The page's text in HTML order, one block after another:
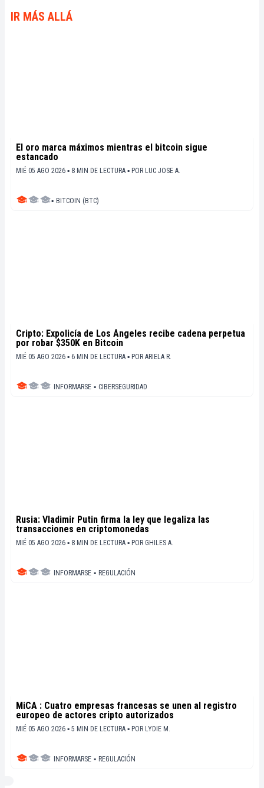
IR MÁS ALLÁ
El oro marca máximos mientras el bitcoin sigue
estancado
MIÉ 05 AGO 2026 ▪ 8 MIN DE LECTURA ▪ POR LUC JOSE A.
▪ BITCOIN (BTC)
Cripto: Expolicía de Los Ángeles recibe cadena perpetua
por robar $350K en Bitcoin
MIÉ 05 AGO 2026 ▪ 6 MIN DE LECTURA ▪ POR ARIELA R.
INFORMARSE ▪ CIBERSEGURIDAD
Rusia: Vladimir Putin firma la ley que legaliza las
transacciones en criptomonedas
MIÉ 05 AGO 2026 ▪ 8 MIN DE LECTURA ▪ POR GHILES A.
INFORMARSE ▪ REGULACIÓN
MiCA : Cuatro empresas francesas se unen al registro
europeo de actores cripto autorizados
MIÉ 05 AGO 2026 ▪ 5 MIN DE LECTURA ▪ POR LYDIE M.
INFORMARSE ▪ REGULACIÓN